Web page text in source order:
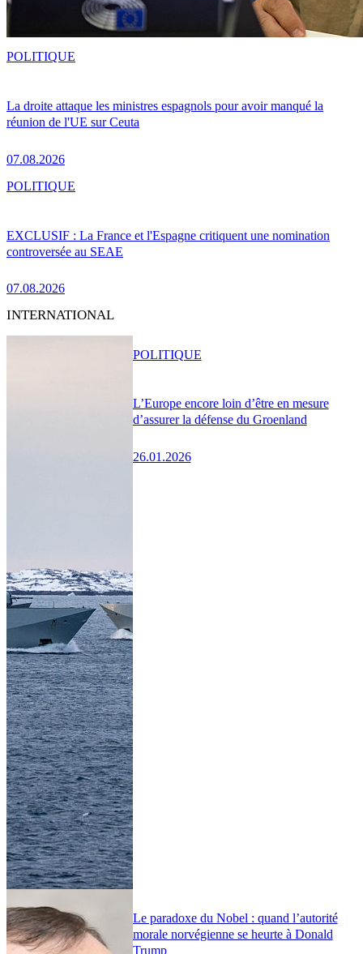
La droite attaque les ministres espagnols pour avoir manqué la
réunion de l'UE sur Ceuta
07.08.2026
POLITIQUE
EXCLUSIF : La France et l'Espagne critiquent une nomination
controversée au SEAE
07.08.2026
POLITIQUE
INTERNATIONAL
L’Europe encore loin d’être en mesure
d’assurer la défense du Groenland
26.01.2026
POLITIQUE
Le paradoxe du Nobel : quand l’autorité
morale norvégienne se heurte à Donald
Trump